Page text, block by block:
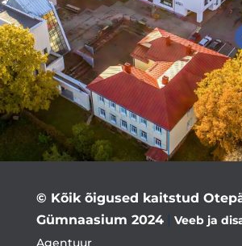
© Kõik õigused kaitstud
Gümnaasium 2024| Veeb ja
Agentuur